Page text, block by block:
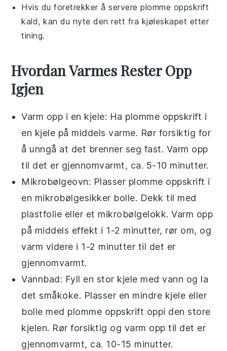
Hvis du foretrekker å servereplomme oppskrift
kald, kan du nyte den rett fra kjøleskapet etter
tining.
Hvordan Varmes Rester Opp
Igjen
Varm opp i en kjele: Ha plomme oppskrift i
en kjele på middels varme. Rør forsiktig for
å unngå at det brenner seg fast. Varm opp
til det er gjennomvarmt, ca. 5-10 minutter.
Mikrobølgeovn: Plasser plomme oppskrift i
en mikrobølgesikker bolle. Dekk til med
plastfolie eller et mikrobølgelokk. Varm opp
på middels effekt i 1-2 minutter, rør om, og
varm videre i 1-2 minutter til det er
gjennomvarmt.
Vannbad: Fyll en stor kjele med vann og la
det småkoke. Plasser en mindre kjele eller
bolle med plomme oppskrift oppi den store
kjelen. Rør forsiktig og varm opp til det er
gjennomvarmt, ca. 10-15 minutter.